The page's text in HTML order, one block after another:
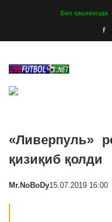
Биз ҳақимизда
«Ливерпуль»
қизиқиб қолди
Mr.NoBoDy15.07.2019 16:00